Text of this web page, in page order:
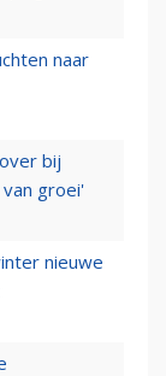
naar
bij
groei'
nieuwe